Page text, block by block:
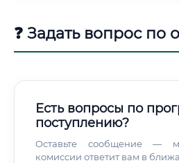
❓ Задать вопрос по
Есть вопросы по
поступлению?
Оставьте сообщение —
комиссии ответит вам в